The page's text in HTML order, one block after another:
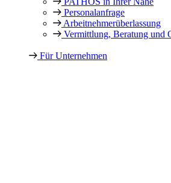
Personalanfrage
Arbeitnehmer­überlassung
Vermittlung, Beratung und
Für Unternehmen